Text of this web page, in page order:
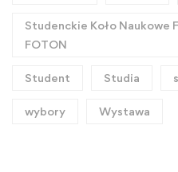
Studenckie Koło
FOTON
Student Studia
wybory Wystawa